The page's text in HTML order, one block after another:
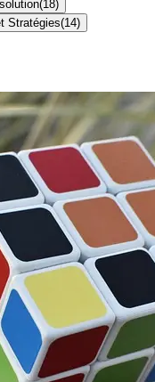
(18)
Stratégies(14)